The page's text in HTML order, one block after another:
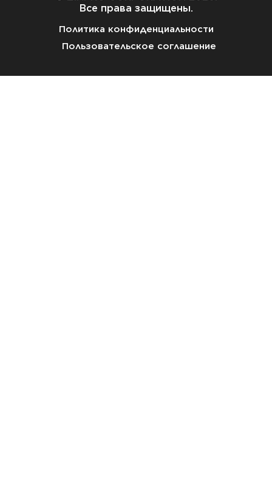
Все права защищены.
Политика конфиденциальности
Пользовательское соглашение